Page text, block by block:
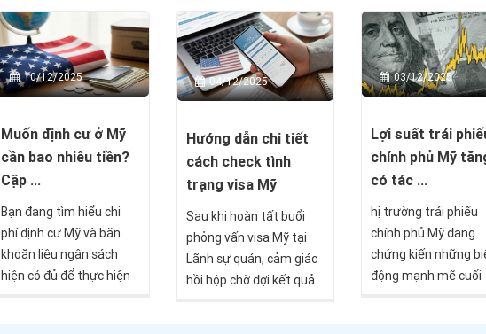
năm 2024, với hơn 70%
hồ sơ visa L1 từ doanh
nhân Việt được phê
duyệt thành công. Con
ánh sức hút của thị
trường Mỹ mà còn cho
thấy xu hướng toàn cầu
ngày càng mạnh mẽ
trong cộng đồng doanh
nghiệp Việt Nam.
chóng. EB-2 là chương
trình định cư Mỹ diện lao
động dành cho người có
trình độ cao hoặc năng
thẻ xanh vĩnh viễn mà
không cần đầu tư số vốn
một hành trình định
Mỹ an toàn nhất.
10/12/2025
Muốn định cư ở Mỹ
cần bao nhiêu tiền?
Cập ...
Bạn đang tìm hiểu chi
phí định cư Mỹ và băn
khoăn liệu ngân sách
hiện có đủ để thực hiện
04/12/2025
Hướng dẫn chi tiết
cách check tình
trạng visa Mỹ
Sau khi hoàn tất buổi
phỏng vấn visa Mỹ tại
Lãnh sự quán, cảm giác
hồi hộp chờ đợi kết quả
03/12/2025
Lợi suất trái
chính phủ Mỹ
có tác ...
hị trường trái phiếu
chính phủ Mỹ đang
chứng kiến những
động mạnh mẽ cuối